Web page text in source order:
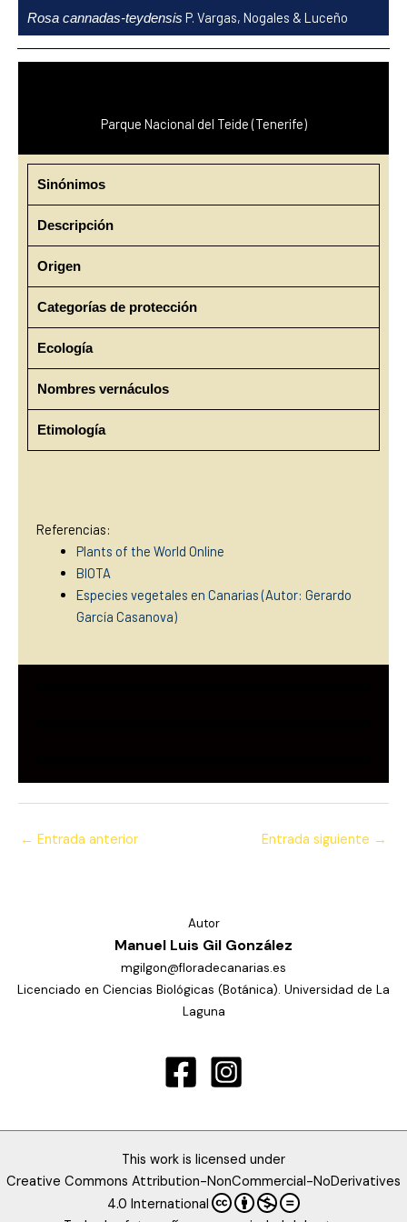
contenido
Rosa cannadas-teydensis P. Vargas, Nogales & Luceño
Parque Nacional del Teide (Tenerife)
Sinónimos
Descripción
Origen
Categorías de protección
Ecología
Nombres vernáculos
Etimología
Referencias:
Plants of the World Online
BIOTA
Especies vegetales en Canarias (Autor: Gerardo
García Casanova)
← Entrada anterior Entrada siguiente →
Autor
Manuel Luis Gil González
mgilgon@floradecanarias.es
Licenciado en Ciencias Biológicas (Botánica). Universidad de La
Laguna
This work is licensed under
Creative Commons Attribution-NonCommercial-NoDerivatives
4.0 International